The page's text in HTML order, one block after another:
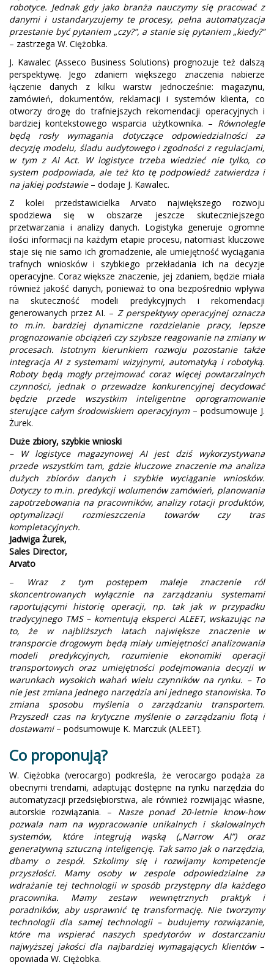
robotyce. Jednak gdy jako branża nauczymy się pracować z
danymi i ustandaryzujemy te procesy, pełna automatyzacja
przestanie być pytaniem „czy?”, a stanie się pytaniem „kiedy?”
– zastrzega W. Ciężobka.
J. Kawalec (Asseco Business Solutions) prognozuje też dalszą
perspektywę. Jego zdaniem większego znaczenia nabierze
łączenie danych z kilku warstw jednocześnie: magazynu,
zamówień, dokumentów, reklamacji i systemów klienta, co
otworzy drogę do trafniejszych rekomendacji operacyjnych i
bardziej kontekstowego wsparcia użytkownika. – Równolegle
będą rosły wymagania dotyczące odpowiedzialności za
decyzję modelu, śladu audytowego i zgodności z regulacjami,
w tym z AI Act. W logistyce trzeba wiedzieć nie tylko, co
system podpowiada, ale też kto tę podpowiedź zatwierdza i
na jakiej podstawie – dodaje J. Kawalec.
Z kolei przedstawicielka Arvato największego rozwoju
spodziewa się w obszarze jeszcze skuteczniejszego
przetwarzania i analizy danych. Logistyka generuje ogromne
ilości informacji na każdym etapie procesu, natomiast kluczowe
staje się nie samo ich gromadzenie, ale umiejętność wyciągania
trafnych wniosków i szybkiego przekładania ich na decyzje
operacyjne. Coraz większe znaczenie, jej zdaniem, będzie miała
również jakość danych, ponieważ to ona bezpośrednio wpływa
na skuteczność modeli predykcyjnych i rekomendacji
generowanych przez AI. – Z perspektywy operacyjnej oznacza
to m.in. bardziej dynamiczne rozdzielanie pracy, lepsze
prognozowanie obciążeń czy szybsze reagowanie na zmiany w
procesach. Istotnym kierunkiem rozwoju pozostanie także
integracja AI z systemami wizyjnymi, automatyką i robotyką.
Roboty będą mogły przejmować coraz więcej powtarzalnych
czynności, jednak o przewadze konkurencyjnej decydować
będzie przede wszystkim inteligentne oprogramowanie
sterujące całym środowiskiem operacyjnym– podsumowuje J.
Żurek.
Duże zbiory, szybkie wnioski
– W logistyce magazynowej AI jest dziś wykorzystywana
przede wszystkim tam, gdzie kluczowe znaczenie ma analiza
dużych zbiorów danych i szybkie wyciąganie wniosków.
Dotyczy to m.in. predykcji wolumenów zamówień, planowania
zapotrzebowania na pracowników, analizy rotacji produktów,
optymalizacji rozmieszczenia towarów czy tras
kompletacyjnych.
Jadwiga Żurek,
Sales Director,
Arvato
–
Wraz z tym postępem maleje znaczenie ról
skoncentrowanych wyłącznie na zarządzaniu systemami
raportującymi historię operacji, np. tak jak w przypadku
tradycyjnego TMS – komentują eksperci ALEET, wskazując na
to, że w najbliższych latach największe znaczenie w
transporcie drogowym będą miały umiejętności analizowania
modeli predykcyjnych, rozumienie ekonomiki operacji
transportowych oraz umiejętności podejmowania decyzji w
warunkach wysokich wahań wielu czynników na rynku. – To
nie jest zmiana jednego narzędzia ani jednego stanowiska. To
zmiana sposobu myślenia o zarządzaniu transportem.
Przyszedł czas na krytyczne myślenie o zarządzaniu flotą i
dostawami– podsumowuje K. Marczuk (ALEET).
Co proponują?
W. Ciężobka (verocargo) podkreśla, że verocargo podąża za
obecnymi trendami, adaptując dostępne na rynku narzędzia do
automatyzacji przedsiębiorstwa, ale również rozwijając własne,
autorskie rozwiązania. – Nasze ponad 20-letnie know-how
pozwala nam na wypracowanie unikalnych i skalowalnych
systemów, które integrują wąską („Narrow AI”) oraz
generatywną sztuczną inteligencję. Tak samo jak o narzędzia,
dbamy o zespół. Szkolimy się i rozwijamy kompetencje
przyszłości. Mamy osoby w zespole odpowiedzialne za
wdrażanie tej technologii w sposób przystępny dla każdego
pracownika. Mamy zestaw wewnętrznych praktyk i
poradników, aby usprawnić tę transformację. Nie tworzymy
technologii dla samej technologii – budujemy rozwiązanie,
które ma wspierać naszych spedytorów w dostarczaniu
najwyższej jakości dla najbardziej wymagających klientów –
opowiada W. Ciężobka.